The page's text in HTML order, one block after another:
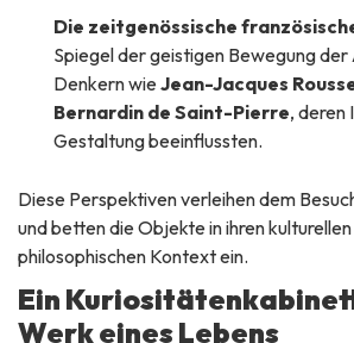
Die zeitgenössische
Spiegel der geistigen Bewegung der
Denkern wieJean-Jacques
Bernardin de Saint-Pierre, deren
Gestaltung beeinflussten.
Diese Perspektiven verleihen dem
und betten die Objekte in ihren
philosophischen Kontext ein.
Ein
Werk eines Lebens